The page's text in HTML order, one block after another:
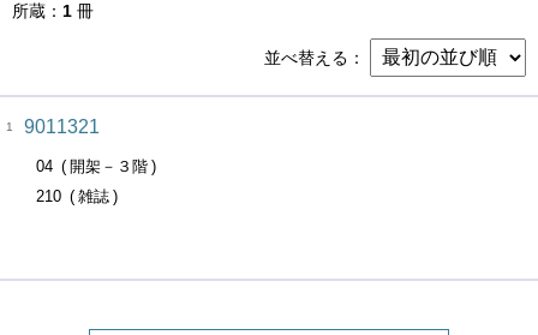
所蔵 1 冊
並べ替える
1 9011321
04
開架－３階
210
雑誌